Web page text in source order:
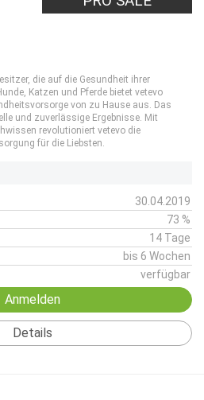
die auf die Gesundheit ihrer
Katzen und Pferde bietet vetevo
von zu Hause aus. Das
und zuverlässige Ergebnisse. Mit
revolutioniert vetevo die
für die Liebsten.
30.04.2019
73 %
14 Tage
bis 6 Wochen
verfügbar
Anmelden
Details